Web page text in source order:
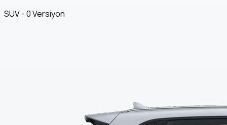
SUV - 0 Versiyon